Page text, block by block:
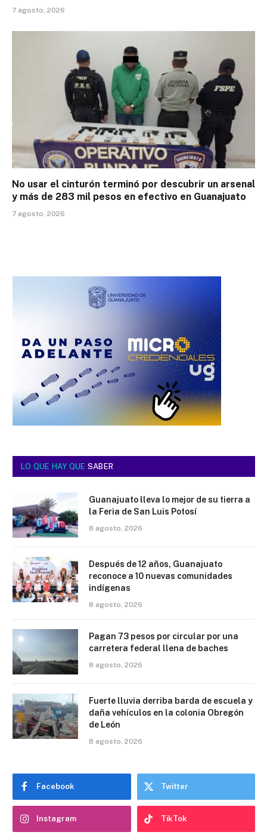
7 agosto, 2026
No usar el cinturón terminó por descubrir un arsenal
y más de 283 mil pesos en efectivo en Guanajuato
7 agosto, 2026
LO QUE HAY QUE SABER
Guanajuato lleva lo mejor de su tierra a
la Feria de San Luis Potosí
8 agosto, 2026
Después de 12 años, Guanajuato
reconoce a 10 nuevas comunidades
indígenas
8 agosto, 2026
Pagan 73 pesos por circular por una
carretera federal llena de baches
8 agosto, 2026
Fuerte lluvia derriba barda de escuela y
daña vehículos en la colonia Obregón
de León
8 agosto, 2026
Facebook Twitter
Instagram TikTok